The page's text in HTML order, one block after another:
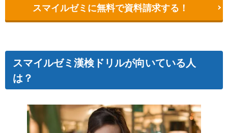
スマイルゼミに無料で資料請求する！
スマイルゼミ漢検ドリルが向いている人
は？